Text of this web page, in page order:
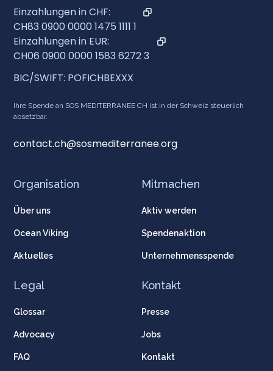
Organisation
Über uns
Ocean Viking
Aktuelles
Mitmachen
Aktiv werden
Spendenaktion
Unternehmensspende
Legal
Glossar
Advocacy
FAQ
Kontakt
Presse
Jobs
Kontakt
Einzahlungen in CHF:
CH83 0900 0000 1475 1111 1
Einzahlungen in EUR:
CH06 0900 0000 1583 6272 3
BIC/SWIFT: POFICHBEXXX
Ihre Spende an SOS MEDITERRANEE CH ist in der Schweiz steuerlich
absetzbar.
contact.ch@sosmediterranee.org